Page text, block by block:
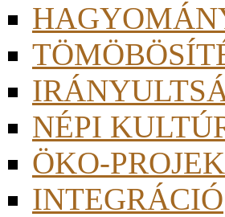
NÉPI
ÖKO-
INTEGRÁCIÓ